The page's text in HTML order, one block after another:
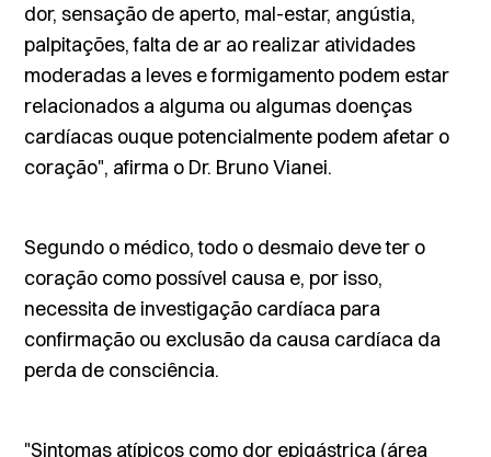
dor, sensação de aperto, mal-estar, angústia,
palpitações, falta de ar ao realizar atividades
moderadas a leves e formigamento podem estar
relacionados a alguma ou algumas doenças
cardíacas ouque potencialmente podem afetar o
coração", afirma o Dr. Bruno Vianei.
Segundo o médico, todo o desmaio deve ter o
coração como possível causa e, por isso,
necessita de investigação cardíaca para
confirmação ou exclusão da causa cardíaca da
perda de consciência.
"Sintomas atípicos como dor epigástrica (área